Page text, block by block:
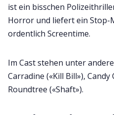
ist ein bisschen
Horror und liefert ein
ordentlich Screentime.
Im Cast stehen unter
Carradine («Kill Bill»), Candy
Roundtree («Shaft»).